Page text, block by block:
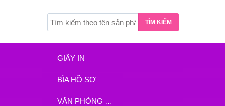
TÌM KIẾM
GIẤY IN
BÌA HỒ SƠ
VĂN PHÒNG PHẨM